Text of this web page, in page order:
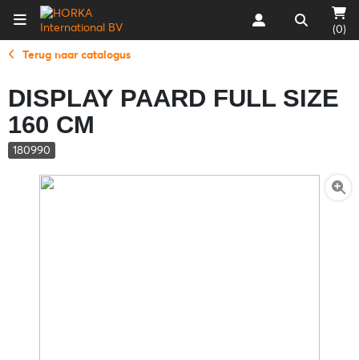
(0)
Terug naar catalogus
DISPLAY PAARD FULL SIZE
160 CM
180990